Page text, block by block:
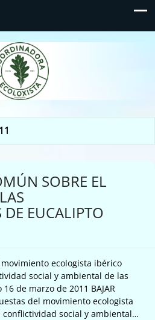
Ecoloxista
SOBRE EL
EUCALIPTO
ecologista ibérico
social y ambiental de las
de marzo de 2011 BAJAR
del movimiento ecologista
social y ambiental…